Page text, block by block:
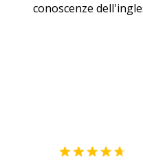
conoscenze